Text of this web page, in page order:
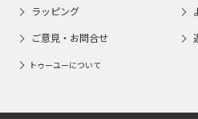
ラッピング
ご意見・お問合せ
トゥーユーについて